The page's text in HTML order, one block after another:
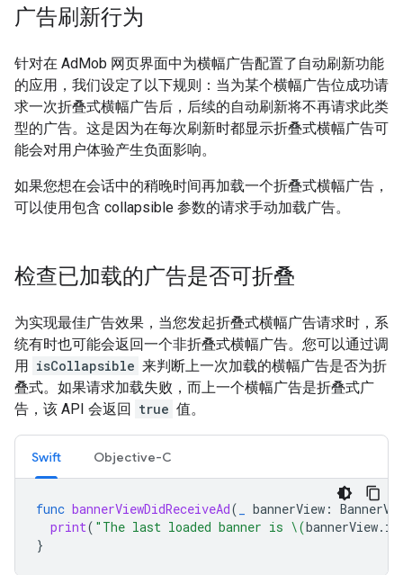
广告刷新行为
针对在 AdMob 网页界面中为横幅广告配置了自动刷新功能
的应用，我们设定了以下规则：当为某个横幅广告位成功请
求一次折叠式横幅广告后，后续的自动刷新将不再请求此类
型的广告。这是因为在每次刷新时都显示折叠式横幅广告可
能会对用户体验产生负面影响。
如果您想在会话中的稍晚时间再加载一个折叠式横幅广告，
可以使用包含 collapsible 参数的请求手动加载广告。
检查已加载的广告是否可折叠
为实现最佳广告效果，当您发起折叠式横幅广告请求时，系
统有时也可能会返回一个非折叠式横幅广告。您可以通过调
用 isCollapsible 来判断上一次加载的横幅广告是否为折
叠式。如果请求加载失败，而上一个横幅广告是折叠式广
告，该 API 会返回 true 值。
Swift Objective-C
func bannerViewDidReceiveAd( bannerView :
print( "The last loaded banner is \(bannerView.
}